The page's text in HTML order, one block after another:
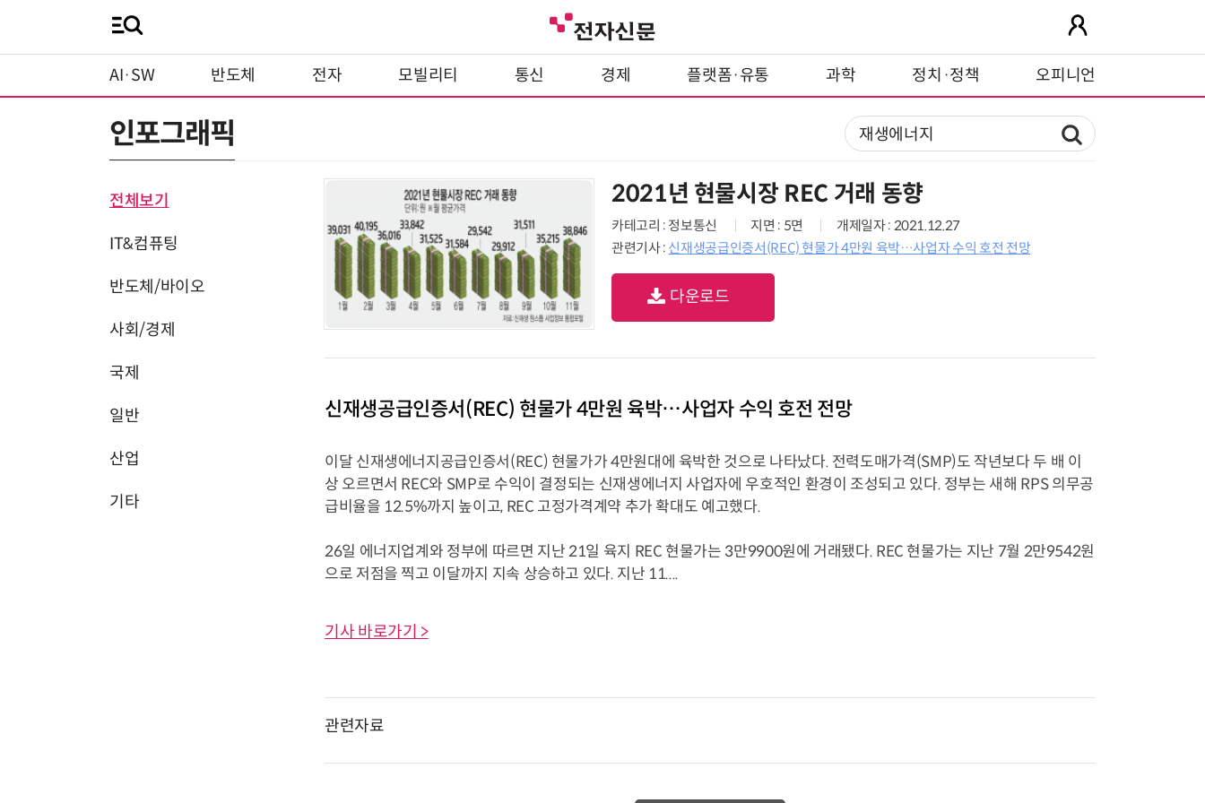
AI·SW 반도체 전자 모빌리티 통신 경제 플랫폼·유통 과학 정치·정책 오피니언
인포그래픽
전체보기
IT&컴퓨팅
반도체/바이오
사회/경제
국제
일반
산업
기타
2021년 현물시장 REC 거래 동향
카테고리 : 정보통신 지면 : 5면
개제일자 : 2021.12.27
관련기사 : 신재생공급인증서(REC) 현물가 4만원 육박…사업자 수익 호전 전망
다운로드
신재생공급인증서(REC) 현물가 4만원 육박…사업자 수익 호전 전망
이달 신재생에너지공급인증서(REC) 현물가가 4만원대에 육박한 것으로 나타났다. 전력도매가격(SMP)도 작년보다 두 배 이
상 오르면서 REC와 SMP로 수익이 결정되는 신재생에너지 사업자에 우호적인 환경이 조성되고 있다. 정부는 새해 RPS 의무공
급비율을 12.5%까지 높이고, REC 고정가격계약 추가 확대도 예고했다.
26일 에너지업계와 정부에 따르면 지난 21일 육지 REC 현물가는 3만9900원에 거래됐다. REC 현물가는 지난 7월 2만9542원
으로 저점을 찍고 이달까지 지속 상승하고 있다. 지난 11....
기사 바로가기 >
관련자료